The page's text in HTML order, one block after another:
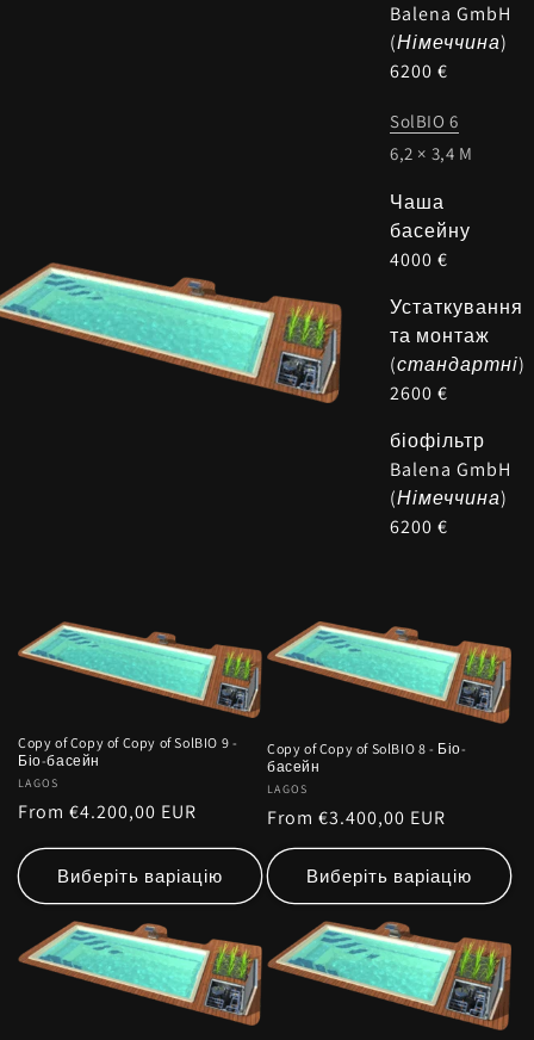
Balena GmbH
(Німеччина)
6200 €
SolBIO 6
6,2 × 3,4 M
Чаша
басейну
4000 €
Устаткування
та монтаж
(стандартні)
2600 €
біофільтр
Balena GmbH
(Німеччина)
6200 €
Copy of Copy of Copy of SolBIO 9 -
Біо-басейн
Vendor:
LAGOS
Regular
From €4.200,00 EUR
Виберіть варіацію
Copy of Copy of SolBIO 8 - Біо-
басейн
Vendor:
LAGOS
Regular
price
From €3.400,00 EUR
Виберіть варіацію